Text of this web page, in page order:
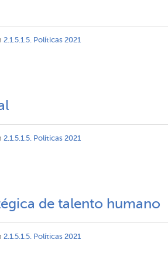
2.1.5.1.5. Políticas 2021
2.1.5.1.5. Políticas 2021
de talento humano
2.1.5.1.5. Políticas 2021